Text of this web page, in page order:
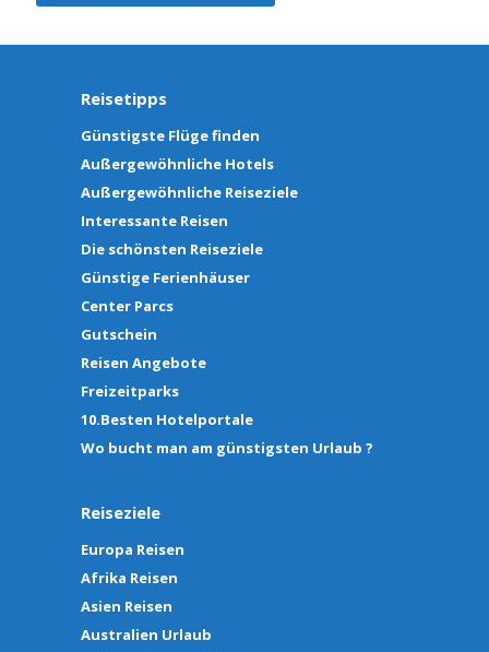
Reisetipps
Günstigste Flüge finden
Außergewöhnliche Hotels
Außergewöhnliche Reiseziele
Interessante Reisen
Die schönsten Reiseziele
Günstige Ferienhäuser
Center Parcs
Gutschein
Reisen Angebote
Freizeitparks
10.Besten Hotelportale
Wo bucht man am günstigsten Urlaub ?
Reiseziele
Europa Reisen
Afrika Reisen
Asien Reisen
Australien Urlaub